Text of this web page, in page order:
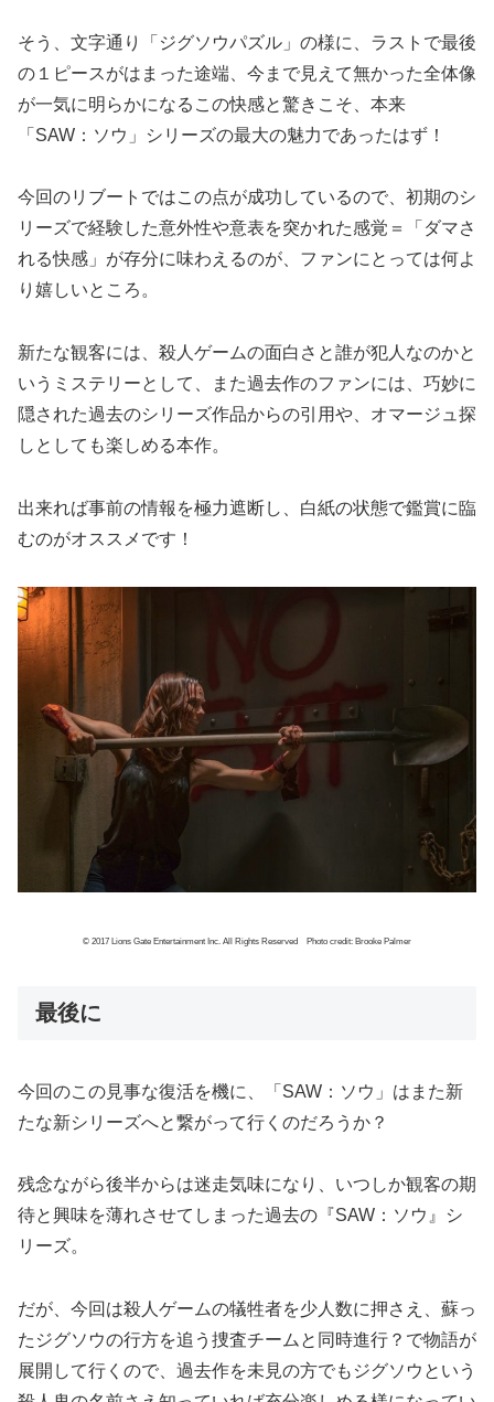
そう、文字通り「ジグソウパズル」の様に、ラストで最後
の１ピースがはまった途端、今まで見えて無かった全体像
が一気に明らかになるこの快感と驚きこそ、本来
「SAW：ソウ」シリーズの最大の魅力であったはず！
今回のリブートではこの点が成功しているので、初期のシ
リーズで経験した意外性や意表を突かれた感覚＝「ダマさ
れる快感」が存分に味わえるのが、ファンにとっては何よ
り嬉しいところ。
新たな観客には、殺人ゲームの面白さと誰が犯人なのかと
いうミステリーとして、また過去作のファンには、巧妙に
隠された過去のシリーズ作品からの引用や、オマージュ探
しとしても楽しめる本作。
出来れば事前の情報を極力遮断し、白紙の状態で鑑賞に臨
むのがオススメです！
© 2017 Lions Gate Entertainment Inc. All Rights Reserved Photo credit: Brooke Palmer
最後に
今回のこの見事な復活を機に、「SAW：ソウ」はまた新
たな新シリーズへと繋がって行くのだろうか？
残念ながら後半からは迷走気味になり、いつしか観客の期
待と興味を薄れさせてしまった過去の『SAW：ソウ』シ
リーズ。
だが、今回は殺人ゲームの犠牲者を少人数に押さえ、蘇っ
たジグソウの行方を追う捜査チームと同時進行？で物語が
展開して行くので、過去作を未見の方でもジグソウという